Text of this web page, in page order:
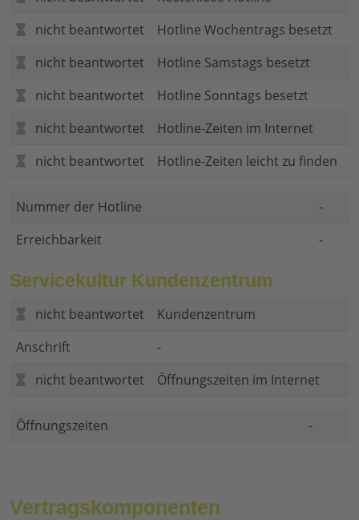
nicht beantwortet
Hotline Wochentrags besetzt
nicht beantwortet
Hotline Samstags besetzt
nicht beantwortet
Hotline Sonntags besetzt
nicht beantwortet
Hotline-Zeiten im Internet
nicht beantwortet
Hotline-Zeiten leicht zu finden
Nummer der Hotline
-
Erreichbarkeit
-
Servicekultur Kundenzentrum
nicht beantwortet
Kundenzentrum
Anschrift
-
nicht beantwortet
Öffnungszeiten im Internet
Öffnungszeiten -
Vertragskomponenten